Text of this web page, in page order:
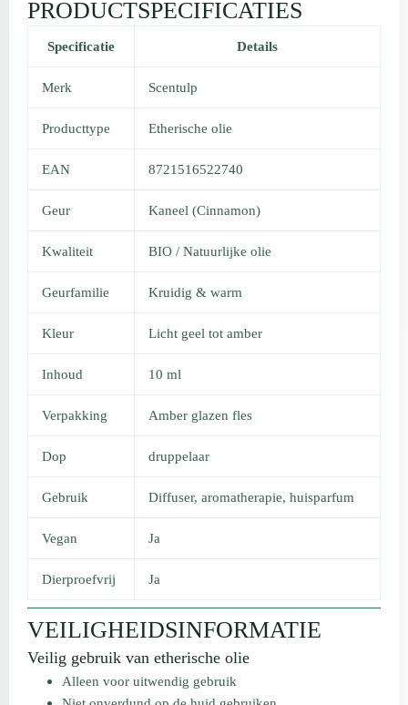
PRODUCTSPECIFICATIES
Specificatie Details
Merk Scentulp
Producttype Etherische olie
EAN 8721516522740
Geur Kaneel (Cinnamon)
Kwaliteit BIO / Natuurlijke olie
Geurfamilie Kruidig & warm
Kleur Licht geel tot amber
Inhoud 10 ml
Verpakking Amber glazen fles
Dop druppelaar
Gebruik Diffuser, aromatherapie, huisparfum
Vegan Ja
Dierproefvrij Ja
VEILIGHEIDSINFORMATIE
Veilig gebruik van etherische olie
Alleen voor uitwendig gebruik